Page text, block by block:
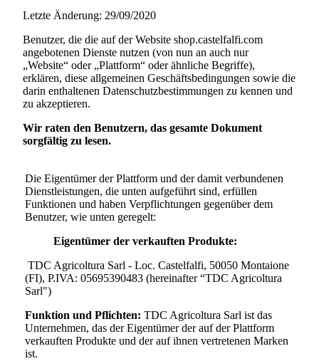
Letzte Änderung: 29/09/2020
Benutzer, die die auf der Website shop.castelfalfi.com
angebotenen Dienste nutzen (von nun an auch nur
„Website“ oder „Plattform“ oder ähnliche Begriffe),
erklären, diese allgemeinen Geschäftsbedingungen sowie die
darin enthaltenen Datenschutzbestimmungen zu kennen und
zu akzeptieren.
Wir raten den Benutzern, das gesamte Dokument
sorgfältig zu lesen.
Die Eigentümer der Plattform und der damit verbundenen
Dienstleistungen, die unten aufgeführt sind, erfüllen
Funktionen und haben Verpflichtungen gegenüber dem
Benutzer, wie unten geregelt:
Eigentümer der verkauften Produkte:
TDC Agricoltura Sarl - Loc. Castelfalfi, 50050 Montaione
(FI), P.IVA: 05695390483 (hereinafter “TDC Agricoltura
Sarl")
Funktion und Pflichten: TDC Agricoltura Sarl ist das
Unternehmen, das der Eigentümer der auf der Plattform
verkauften Produkte und der auf ihnen vertretenen Marken
ist.